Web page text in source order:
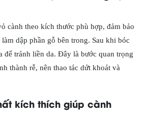
cành theo kích thước phù hợp, đảm bảo
dập phần gỗ bên trong. Sau khi bóc
để tránh liền da. Đây là bước quan trọng
thành rễ, nên thao tác dứt khoát và
kích thích giúp cành